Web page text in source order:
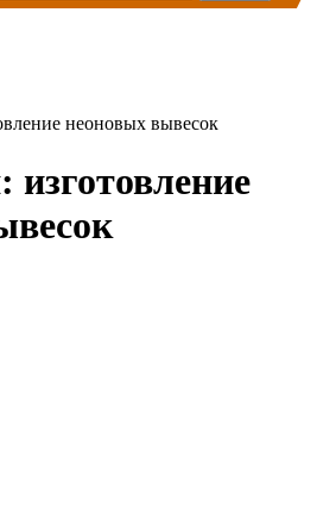
неоновых вывесок
изготовление